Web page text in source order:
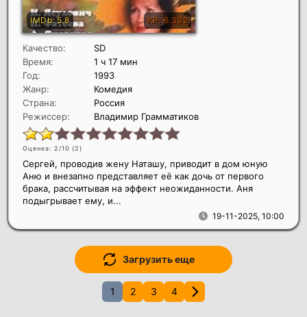
Качество:
SD
Время:
1 ч 17 мин
Год:
1993
Жанр:
Комедия
Страна:
Россия
Режиссер:
Владимир Грамматиков
Оценка: 2/10 (2)
19-11-2025, 10:00
Сергей, проводив жену Наташу, приводит в дом юную
Аню и внезапно представляет её как дочь от первого
брака, рассчитывая на эффект неожиданности. Аня
подыгрывает ему, и...
Загрузить еще
1 2 3 4